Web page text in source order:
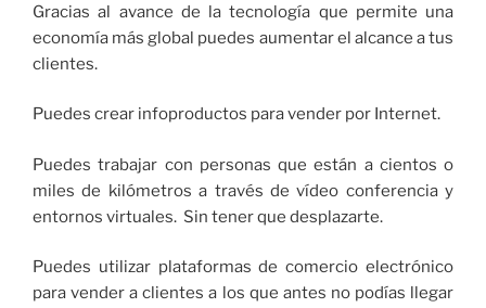
Gracias al avance de la tecnología que permite una
economía más global puedes aumentar el alcance a tus
clientes.
Puedes crear infoproductos para vender por Internet.
Puedes trabajar con personas que están a cientos o
miles de kilómetros a través de vídeo conferencia y
entornos virtuales. Sin tener que desplazarte.
Puedes utilizar plataformas de comercio electrónico
para vender a clientes a los que antes no podías llegar